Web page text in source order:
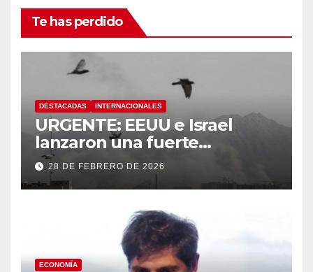
Te has perdido
DESTACADAS INTERNACIONALES
URGENTE: EEUU e Israel
lanzaron una fuerte
operación militar contra Irán,
que respondió con un ataque
a los países del Golfo
28 DE FEBRERO DE 2026
ECONOMÍA